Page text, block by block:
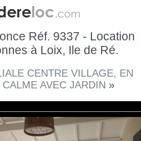
Réf. 9337 - Location
à Loix, Ile de Ré.
CENTRE VILLAGE, EN
AVEC JARDIN »